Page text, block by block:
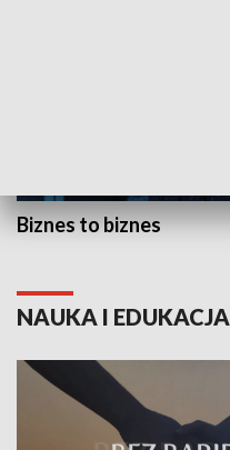
Biznes to biznes
NAUKA I EDUKACJA